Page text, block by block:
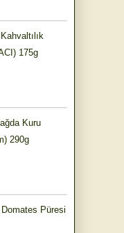
175g
Kuru
290g
Püresi